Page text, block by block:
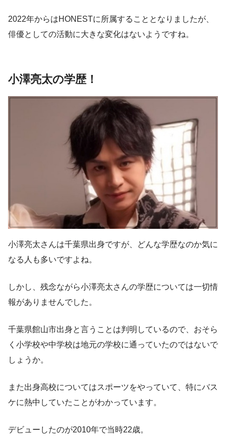
2022年からはHONESTに所属することとなりましたが、
俳優としての活動に大きな変化はないようですね。
小澤亮太の学歴！
小澤亮太さんは千葉県出身ですが、どんな学歴なのか気に
なる人も多いですよね。
しかし、残念ながら小澤亮太さんの学歴については一切情
報がありませんでした。
千葉県館山市出身と言うことは判明しているので、おそら
く小学校や中学校は地元の学校に通っていたのではないで
しょうか。
また出身高校についてはスポーツをやっていて、特にバス
ケに熱中していたことがわかっています。
デビューしたのが2010年で当時22歳。